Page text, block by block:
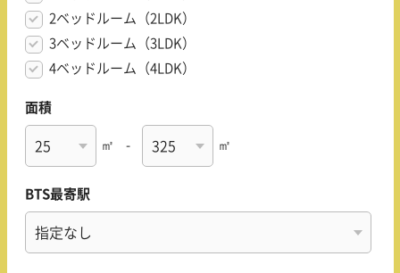
2ベッドルーム（2LDK）
3ベッドルーム（3LDK）
4ベッドルーム（4LDK）
面積
㎡ - ㎡
BTS最寄駅